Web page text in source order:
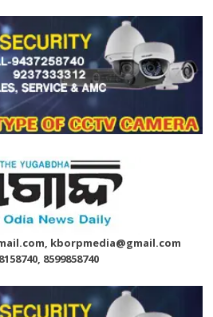
kborpmedia@gmail.com
8599858740